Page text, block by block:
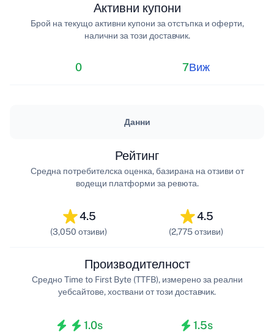
0
Активни купони
Брой на текущо активни купони за отстъпка и оферти,
налични за този доставчик.
7Виж
Данни
4.5
(3,050 отзиви)
Рейтинг
Средна потребителска оценка, базирана на отзиви от
водещи платформи за ревюта.
4.5
(2,775 отзиви)
1.0s
Производителност
Средно Time to First Byte (TTFB), измерено за реални
уебсайтове, хоствани от този доставчик.
1.5s